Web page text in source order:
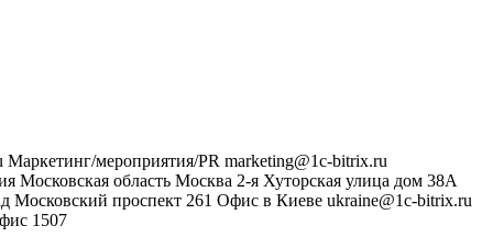
Маркетинг/мероприятия/PR marketing@1c-bitrix.ru
Московская область Москва 2-я Хуторская улица дом 38А
Московский проспект 261 Офис в Киеве ukraine@1c-bitrix.ru
1507